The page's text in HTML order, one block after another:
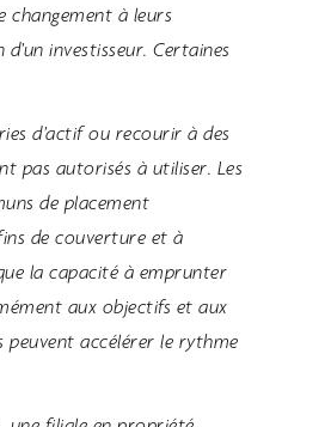
changement à leurs
investisseur. Certaines
d’actif ou recourir à des
pas autorisés à utiliser. Les
de placement
de couverture et à
la capacité à emprunter
aux objectifs et aux
peuvent accélérer le rythme